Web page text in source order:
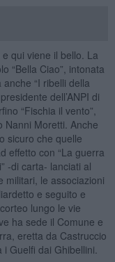
qui viene il bello. La
“Bella Ciao”, intonata
“I ribelli della
dell’ANPI di
“Fischia il vento”,
Nanni Moretti. Anche
sicuro che quelle
effetto con “La guerra
-di carta- lanciati al
militari, le associazioni
e seguito e
lungo le vie
ha sede il Comune e
eretta da Castruccio
Guelfi dai Ghibellini.